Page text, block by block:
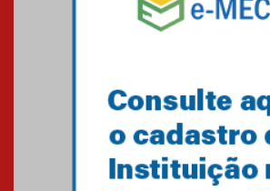
Equipe de saltos
do Mackenzie
Gravação do
31 mil vozes com
realizado no
Mackenzie Brasília